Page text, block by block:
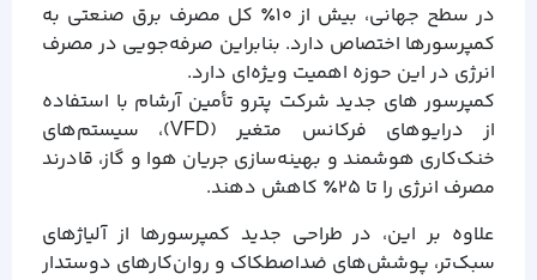
در سطح جهانی، بیش از ۱۰٪ کل مصرف برق صنعتی به
کمپرسورها اختصاص دارد. بنابراین صرفه‌جویی در مصرف
انرژی در این حوزه اهمیت ویژه‌ای دارد.
کمپرسور های جدید شرکت پترو تأمین آرشام با استفاده
از درایوهای فرکانس متغیر (VFD)، سیستم‌های
خنک‌کاری هوشمند و بهینه‌سازی جریان هوا و گاز، قادرند
مصرف انرژی را تا ۲۵٪ کاهش دهند.
علاوه بر این، در طراحی جدید کمپرسورها از آلیاژهای
سبک‌تر، پوشش‌های ضد‌اصطکاک و روان‌کارهای دوستدار